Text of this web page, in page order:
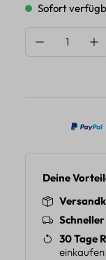
Sofort
Produkt
Deine
30 Tage
einkaufen